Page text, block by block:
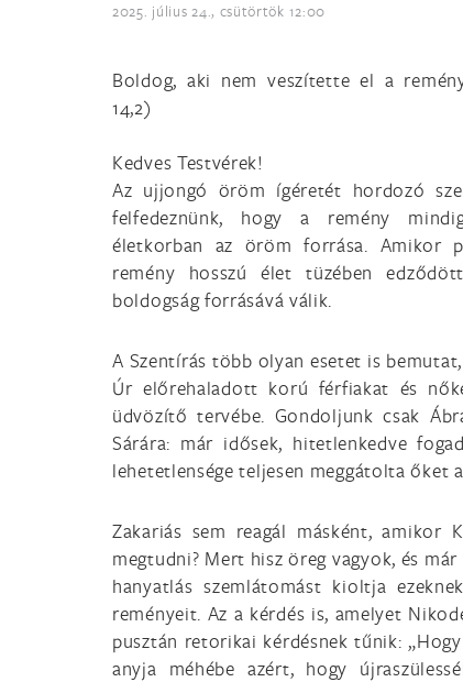
2025. július 24., csütörtök 12:00
Boldog, aki nem veszítette el a
14,2)
Kedves Testvérek!
Az ujjongó öröm ígéretét hordozó
felfedeznünk, hogy a remény
életkorban az öröm forrása. Amikor
remény hosszú élet tüzében
boldogság forrásává válik.
A Szentírás több olyan esetet is
Úr előrehaladott korú férfiakat és
üdvözítő tervébe. Gondoljunk csak
Sárára: már idősek, hitetlenkedve
lehetetlensége teljesen meggátolta őket
Zakariás sem reagál másként, amikor
megtudni? Mert hisz öreg vagyok, és
hanyatlás szemlátomást kioltja
reményeit. Az a kérdés is, amelyet
pusztán retorikai kérdésnek tűnik:
anyja méhébe azért, hogy